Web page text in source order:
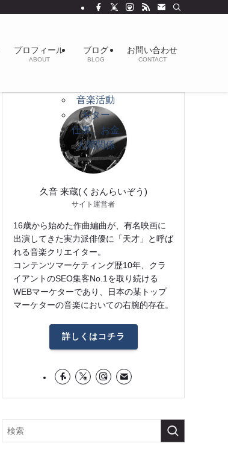
プロフィール
ABOUT
ブログ
BLOG
音楽活動
ギター
仕事、お金
人間関係
お問い合わせ
CONTACT
久音 来蔵(くおんらいぞう)
サイト運営者
16歳から始めた作曲編曲が、有名映画に
出演してきた実力派俳優に「天才」と呼ば
れる音楽クリエイター。
コンテンツマーケティング歴10年、クラ
イアントのSEO集客No.1を取り続ける
WEBマーケターであり、日本の某トップ
マーケターの音楽においての右腕的存在。
詳しくはコチラ